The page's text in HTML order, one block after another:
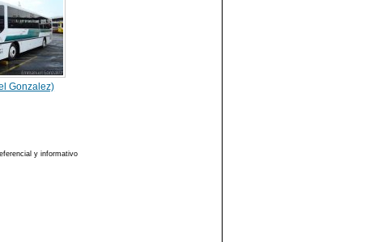
Gonzalez)
y informativo